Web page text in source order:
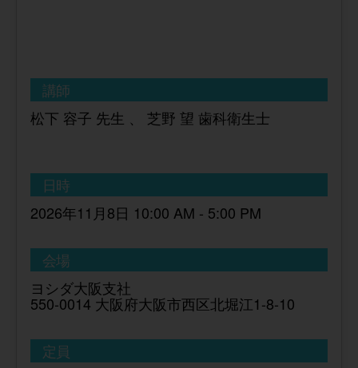
講師
松下 容子 先生 、 芝野 望 歯科衛生士
日時
2026年11月8日 10:00 AM - 5:00 PM
会場
ヨシダ大阪支社
550-0014 大阪府大阪市西区北堀江1-8-10
定員